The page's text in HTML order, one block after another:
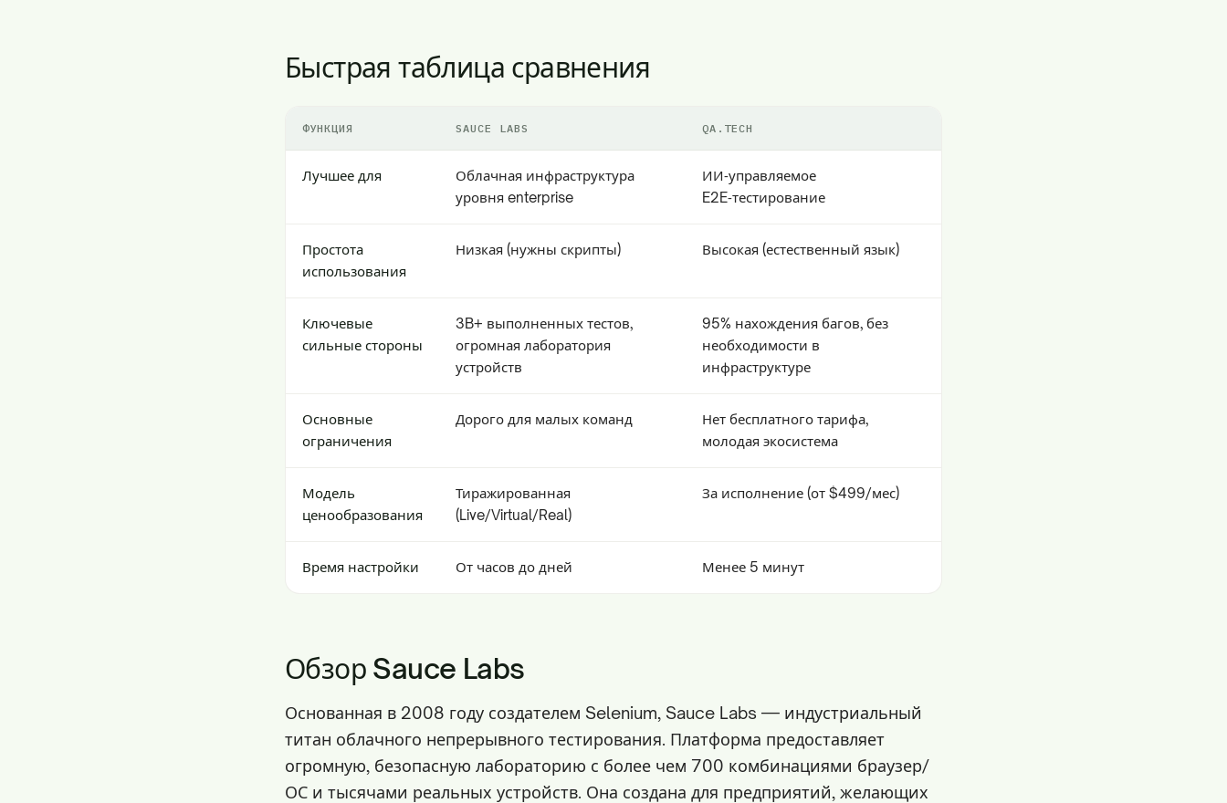
Быстрая таблица сравнения
ФУНКЦИЯ SAUCE LABS QA.TECH
Лучшее для
Облачная инфраструктура
уровня enterprise
ИИ‑управляемое
E2E‑тестирование
Простота
использования
Низкая (нужны скрипты) Высокая (естественный язык)
Ключевые
сильные стороны
3B+ выполненных тестов,
огромная лаборатория
устройств
95% нахождения багов, без
необходимости в
инфраструктуре
Основные
ограничения
Дорого для малых команд
Нет бесплатного тарифа,
молодая экосистема
Модель
ценообразования
Тиражированная
(Live/Virtual/Real)
За исполнение (от $499/мес)
Время настройки От часов до дней Менее 5 минут
Обзор Sauce Labs
Основанная в 2008 году создателем Selenium, Sauce Labs — индустриальный
титан облачного непрерывного тестирования. Платформа предоставляет
огромную, безопасную лабораторию с более чем 700 комбинациями браузер/
ОС и тысячами реальных устройств. Она создана для предприятий, желающих